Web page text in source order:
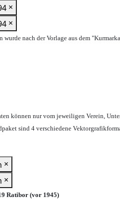
×
×
wurde nach der Vorlage aus dem
können nur vom jeweiligen Verein,
sind 4 verschiedene
×
×
Ratibor (vor 1945)